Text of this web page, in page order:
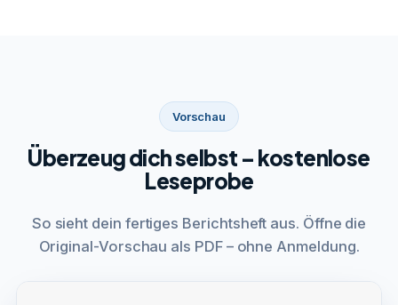
Vorschau
Überzeug dich selbst – kostenlose
Leseprobe
So sieht dein fertiges Berichtsheft aus. Öffne die
Original-Vorschau als PDF – ohne Anmeldung.